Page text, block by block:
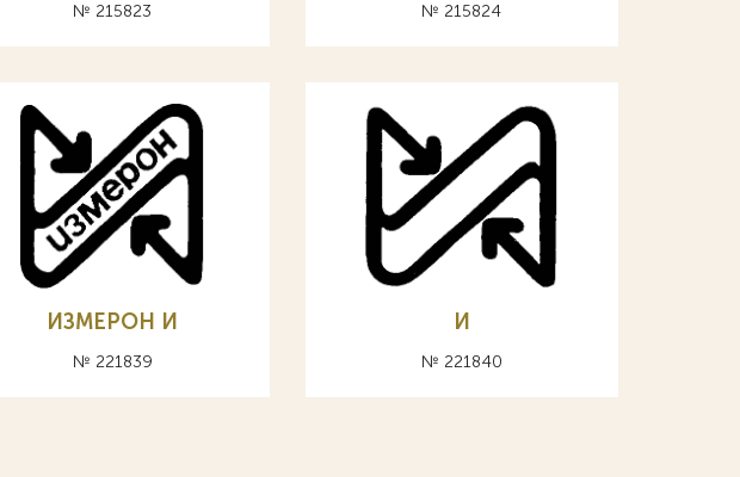
№ 215823 № 215824
ИЗМЕРОН И
№ 221839
И
№ 221840